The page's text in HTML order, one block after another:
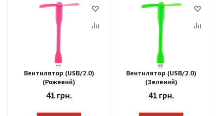
Вентилятор (USB/2.0)
(Рожевий)
41 грн.
Вентилятор (USB/2.0)
(Зелений)
41 грн.